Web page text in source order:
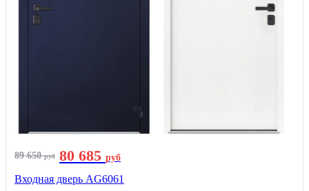
89 650руб 80 685 руб
Входная дверь AG6061